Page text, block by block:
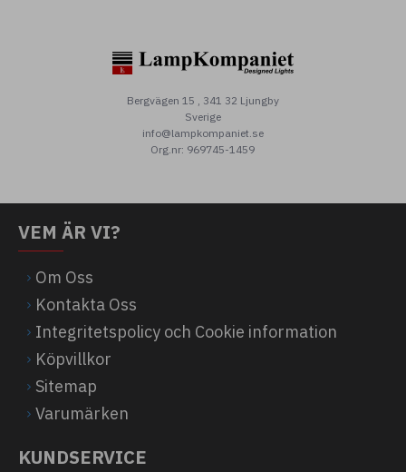
Bergvägen 15 , 341 32 Ljungby
Sverige
info@lampkompaniet.se
Org.nr: 969745-1459
VEM ÄR VI?
Om Oss
Kontakta Oss
Integritetspolicy och Cookie information
Köpvillkor
Sitemap
Varumärken
KUNDSERVICE